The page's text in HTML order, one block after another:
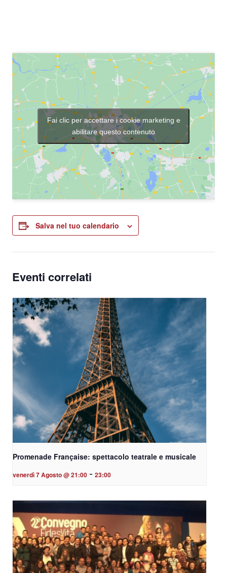
Fai clic per accettare i cookie marketing e
abilitare questo contenuto
Salva nel tuo calendario
Eventi correlati
Promenade Française: spettacolo teatrale e musicale
venerdì 7 Agosto @ 21:00 - 23:00